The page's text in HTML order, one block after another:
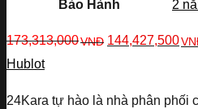
Bảo Hành 2
173,313,000VNĐ 144,427,500
Hublot
24Kara tự hào là nhà phân phối